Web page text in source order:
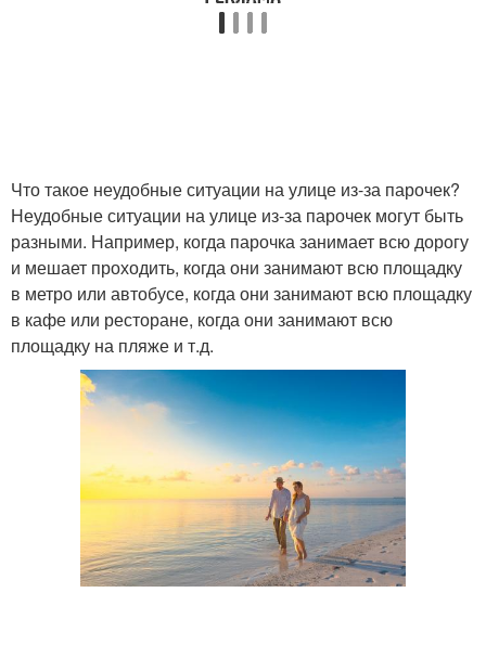
Что такое неудобные ситуации на улице из-за парочек?
Неудобные ситуации на улице из-за парочек могут быть
разными. Например, когда парочка занимает всю дорогу
и мешает проходить, когда они занимают всю площадку
в метро или автобусе, когда они занимают всю площадку
в кафе или ресторане, когда они занимают всю
площадку на пляже и т.д.